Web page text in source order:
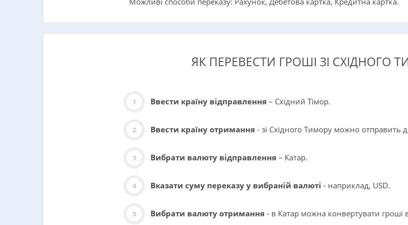
ЯК ПЕРЕВЕСТИ ГРОШІ ЗІ СХІДНОГО
Ввести країну відправлення – Східний Тімор.
Ввести країну отримання - зі Східного Тимору можно отправить
Вибрати валюту відправлення – Катар.
Вказати суму переказу у вибраній валюті - наприклад, USD.
Вибрати валюту отримання - в Катар можна конвертувати гроші